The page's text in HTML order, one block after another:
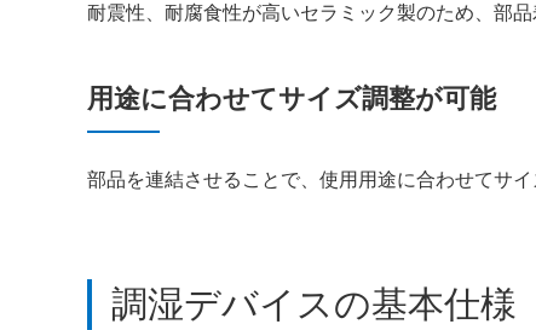
耐震性、耐腐食性が高いセラミック製のため、部
用途に合わせてサイズ調整が可能
部品を連結させることで、使用用途に合わせてサ
調湿デバイスの基本仕様